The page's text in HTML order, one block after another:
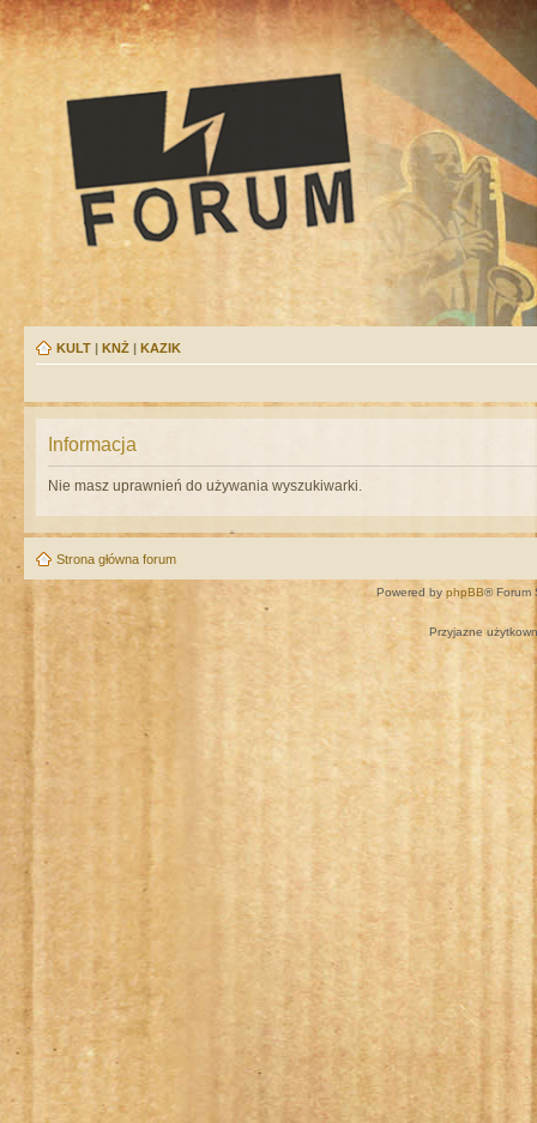
KULT | KNŻ | KAZIK
Informacja
Nie masz uprawnień do używania wyszukiwarki.
Strona główna forum
Powered by phpBB® Forum
Przyjazne